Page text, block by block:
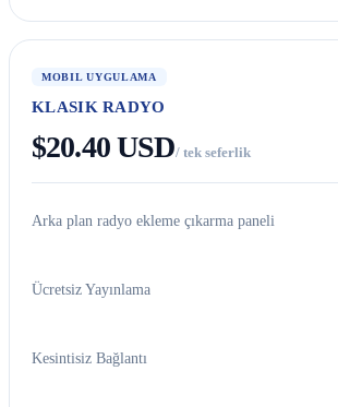
MOBIL UYGULAMA
KLASIK RADYO
$20.40 USD/ tek seferlik
Arka plan radyo ekleme çıkarma paneli
Ücretsiz Yayınlama
Kesintisiz Bağlantı